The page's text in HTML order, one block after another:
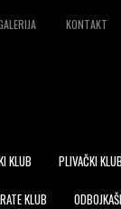
KONTAKT
KLUB PLIVAČKI KLUB
KLUB